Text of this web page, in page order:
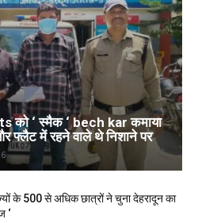
‘ स्मैक ‘ bech kar कमाया
फ्लैट में रहने वाले थे निशाने पर
के 500 से अधिक छात्रों ने चुना देहरादून का
‘